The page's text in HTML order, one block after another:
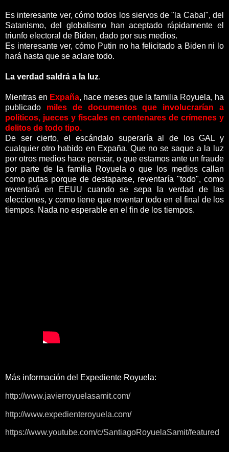
Es interesante ver, cómo todos los siervos de "la Cabal", del
Satanismo, del globalismo han aceptado rápidamente el
triunfo electoral de Biden, dado por sus medios.
Es interesante ver, cómo Putin no ha felicitado a Biden ni lo
hará hasta que se aclare todo.
La verdad saldrá a la luz.
Mientras en Expaña, hace meses que la familia Royuela, ha
publicado miles de documentos que involucrarían a
políticos, jueces y fiscales en centenares de crímenes y
delitos de todo tipo.
De ser cierto, el escándalo superaría al de los GAL y
cualquier otro habido en Expaña. Que no se saque a la luz
por otros medios hace pensar, o que estamos ante un fraude
por parte de la familia Royuela o que los medios callan
como putas porque de destaparse, reventaría "todo", como
reventará en EEUU cuando se sepa la verdad de las
elecciones, y como tiene que reventar todo en el final de los
tiempos. Nada no esperable en el fin de los tiempos.
Más información del Expediente Royuela:
http://www.javierroyuelasamit.com/
http://www.expedienteroyuela.com/
https://www.youtube.com/c/SantiagoRoyuelaSamit/featured